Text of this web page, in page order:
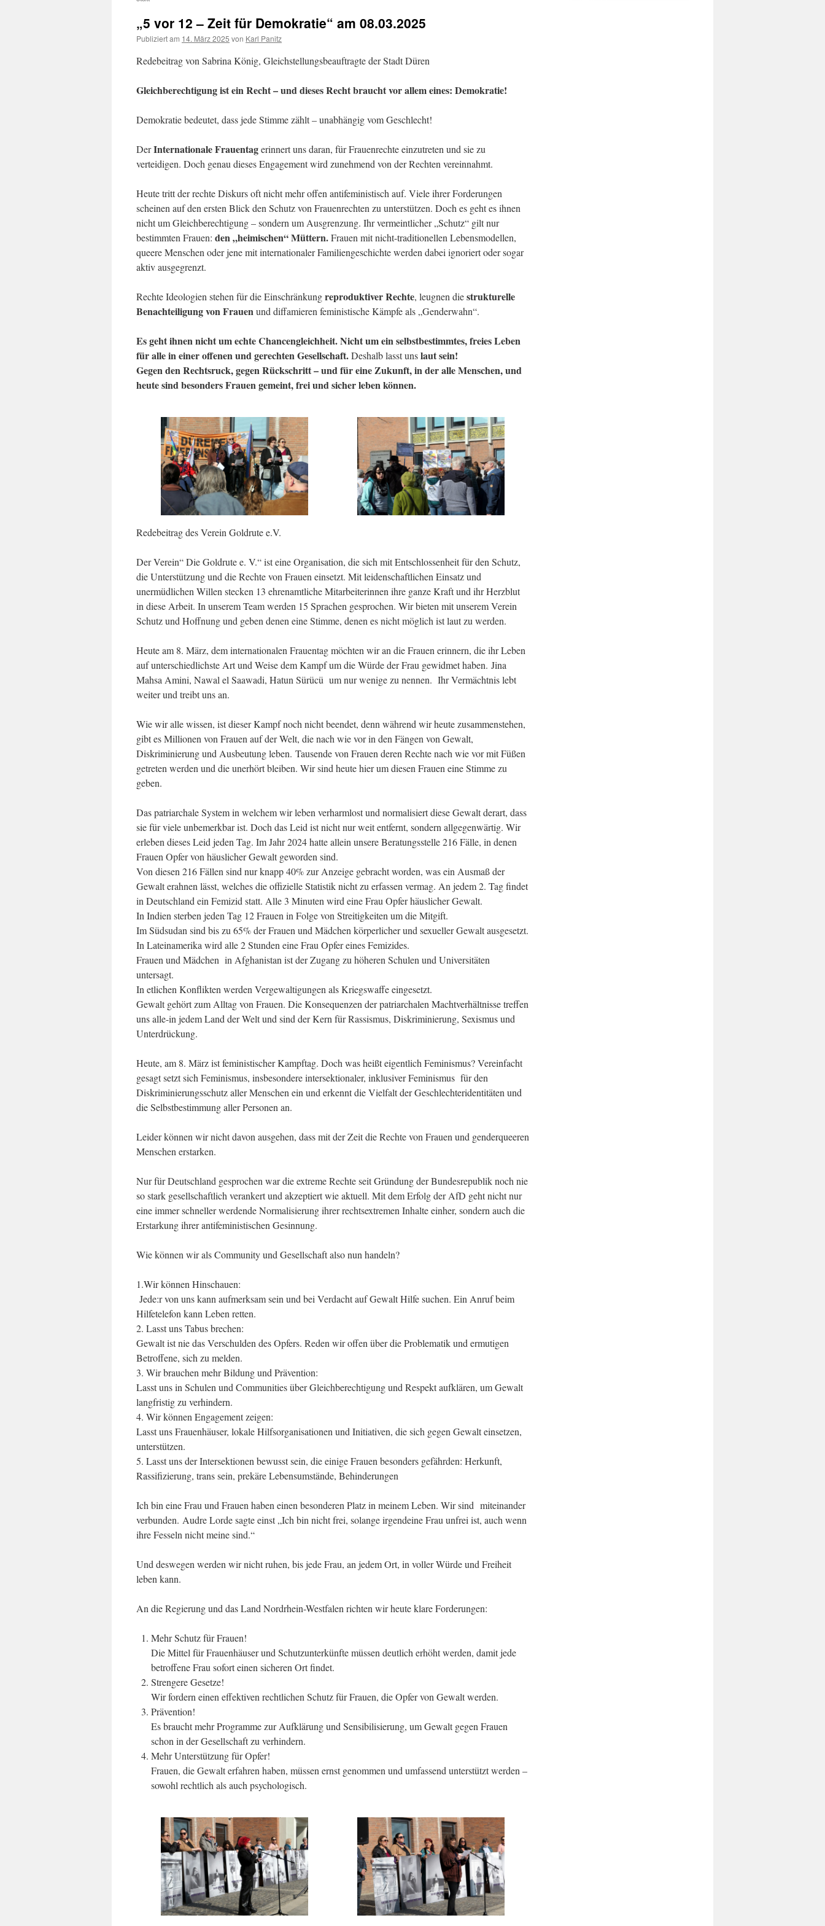
„5 vor 12 – Zeit für Demokratie“ am 08.03.2025
Publiziert am 14. März 2025 von Karl Panitz
Redebeitrag von Sabrina König, Gleichstellungsbeauftragte der Stadt Düren
Gleichberechtigung ist ein Recht – und dieses Recht braucht vor allem eines: Demokratie!
Demokratie bedeutet, dass jede Stimme zählt – unabhängig vom Geschlecht!
DerInternationale Frauentagerinnert uns daran, für Frauenrechte einzutreten und sie zu
verteidigen. Doch genau dieses Engagement wird zunehmend von der Rechten vereinnahmt.
Heute tritt der rechte Diskurs oft nicht mehr offen antifeministisch auf. Viele ihrer Forderungen
scheinen auf den ersten Blick den Schutz von Frauenrechten zu unterstützen. Doch es geht es ihnen
nicht um Gleichberechtigung – sondern um Ausgrenzung. Ihr vermeintlicher „Schutz“ gilt nur
bestimmten Frauen: den „heimischen“ Müttern.Frauen mit nicht-traditionellen Lebensmodellen,
queere Menschen oder jene mit internationaler Familiengeschichte werden dabei ignoriert oder sogar
aktiv ausgegrenzt.
Rechte Ideologien stehen für die Einschränkungreproduktiver Rechte, leugnen diestrukturelle
Benachteiligung von Frauenund diffamieren feministische Kämpfe als „Genderwahn“.
Es geht ihnen nicht um echte Chancengleichheit. Nicht um ein selbstbestimmtes, freies Leben
für alle in einer offenen und gerechten Gesellschaft.Deshalb lasst unslaut sein!
Gegen den Rechtsruck, gegen Rückschritt – und für eine Zukunft, in der alle Menschen, und
heute sind besonders Frauen gemeint, frei und sicher leben können.
Redebeitrag des Verein Goldrute e.V.
Der Verein“ Die Goldrute e. V.“ ist eine Organisation, die sich mit Entschlossenheit für den Schutz,
die Unterstützung und die Rechte von Frauen einsetzt. Mit leidenschaftlichen Einsatz und
unermüdlichen Willen stecken 13 ehrenamtliche Mitarbeiterinnen ihre ganze Kraft und ihr Herzblut
in diese Arbeit. In unserem Team werden 15 Sprachen gesprochen. Wir bieten mit unserem Verein
Schutz und Hoffnung und geben denen eine Stimme, denen es nicht möglich ist laut zu werden.
Heute am 8. März, dem internationalen Frauentag möchten wir an die Frauen erinnern, die ihr Leben
auf unterschiedlichste Art und Weise dem Kampf um die Würde der Frau gewidmet haben. Jina
Mahsa Amini, Nawal el Saawadi, Hatun Sürücü um nur wenige zu nennen. Ihr Vermächtnis lebt
weiter und treibt uns an.
Wie wir alle wissen, ist dieser Kampf noch nicht beendet, denn während wir heute zusammenstehen,
gibt es Millionen von Frauen auf der Welt, die nach wie vor in den Fängen von Gewalt,
Diskriminierung und Ausbeutung leben. Tausende von Frauen deren Rechte nach wie vor mit Füßen
getreten werden und die unerhört bleiben. Wir sind heute hier um diesen Frauen eine Stimme zu
geben.
Das patriarchale System in welchem wir leben verharmlost und normalisiert diese Gewalt derart, dass
sie für viele unbemerkbar ist. Doch das Leid ist nicht nur weit entfernt, sondern allgegenwärtig. Wir
erleben dieses Leid jeden Tag. Im Jahr 2024 hatte allein unsere Beratungsstelle 216 Fälle, in denen
Frauen Opfer von häuslicher Gewalt geworden sind.
Von diesen 216 Fällen sind nur knapp 40% zur Anzeige gebracht worden, was ein Ausmaß der
Gewalt erahnen lässt, welches die offizielle Statistik nicht zu erfassen vermag. An jedem 2. Tag findet
in Deutschland ein Femizid statt. Alle 3 Minuten wird eine Frau Opfer häuslicher Gewalt.
In Indien sterben jeden Tag 12 Frauen in Folge von Streitigkeiten um die Mitgift.
Im Südsudan sind bis zu 65% der Frauen und Mädchen körperlicher und sexueller Gewalt ausgesetzt.
In Lateinamerika wird alle 2 Stunden eine Frau Opfer eines Femizides.
Frauen und Mädchen in Afghanistan ist der Zugang zu höheren Schulen und Universitäten
untersagt.
In etlichen Konflikten werden Vergewaltigungen als Kriegswaffe eingesetzt.
Gewalt gehört zum Alltag von Frauen. Die Konsequenzen der patriarchalen Machtverhältnisse treffen
uns alle-in jedem Land der Welt und sind der Kern für Rassismus, Diskriminierung, Sexismus und
Unterdrückung.
Heute, am 8. März ist feministischer Kampftag. Doch was heißt eigentlich Feminismus? Vereinfacht
gesagt setzt sich Feminismus, insbesondere intersektionaler, inklusiver Feminismus für den
Diskriminierungsschutz aller Menschen ein und erkennt die Vielfalt der Geschlechteridentitäten und
die Selbstbestimmung aller Personen an.
Leider können wir nicht davon ausgehen, dass mit der Zeit die Rechte von Frauen und genderqueeren
Menschen erstarken.
Nur für Deutschland gesprochen war die extreme Rechte seit Gründung der Bundesrepublik noch nie
so stark gesellschaftlich verankert und akzeptiert wie aktuell. Mit dem Erfolg der AfD geht nicht nur
eine immer schneller werdende Normalisierung ihrer rechtsextremen Inhalte einher, sondern auch die
Erstarkung ihrer antifeministischen Gesinnung.
Wie können wir als Community und Gesellschaft also nun handeln?
1.Wir können Hinschauen:
Jede:r von uns kann aufmerksam sein und bei Verdacht auf Gewalt Hilfe suchen. Ein Anruf beim
Hilfetelefon kann Leben retten.
2. Lasst uns Tabus brechen:
Gewalt ist nie das Verschulden des Opfers. Reden wir offen über die Problematik und ermutigen
Betroffene, sich zu melden.
3. Wir brauchen mehr Bildung und Prävention:
Lasst uns in Schulen und Communities über Gleichberechtigung und Respekt aufklären, um Gewalt
langfristig zu verhindern.
4. Wir können Engagement zeigen:
Lasst uns Frauenhäuser, lokale Hilfsorganisationen und Initiativen, die sich gegen Gewalt einsetzen,
unterstützen.
5. Lasst uns der Intersektionen bewusst sein, die einige Frauen besonders gefährden: Herkunft,
Rassifizierung, trans sein, prekäre Lebensumstände, Behinderungen
Ich bin eine Frau und Frauen haben einen besonderen Platz in meinem Leben. Wir sind miteinander
verbunden. Audre Lorde sagte einst „Ich bin nicht frei, solange irgendeine Frau unfrei ist, auch wenn
ihre Fesseln nicht meine sind.“
Und deswegen werden wir nicht ruhen, bis jede Frau, an jedem Ort, in voller Würde und Freiheit
leben kann.
An die Regierung und das Land Nordrhein-Westfalen richten wir heute klare Forderungen:
Mehr Schutz für Frauen!
Die Mittel für Frauenhäuser und Schutzunterkünfte müssen deutlich erhöht werden, damit jede
betroffene Frau sofort einen sicheren Ort findet.
Strengere Gesetze!
Wir fordern einen effektiven rechtlichen Schutz für Frauen, die Opfer von Gewalt werden.
Prävention!
Es braucht mehr Programme zur Aufklärung und Sensibilisierung, um Gewalt gegen Frauen
schon in der Gesellschaft zu verhindern.
Mehr Unterstützung für Opfer!
Frauen, die Gewalt erfahren haben, müssen ernst genommen und umfassend unterstützt werden –
sowohl rechtlich als auch psychologisch.